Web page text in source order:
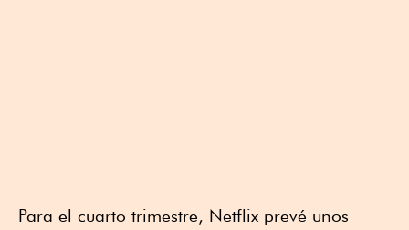
Para el cuarto trimestre, Netflix prevé unos